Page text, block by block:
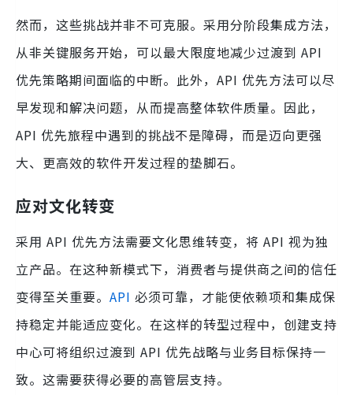
然而，这些挑战并非不可克服。采用分阶段集成方法，
从非关键服务开始，可以最大限度地减少过渡到 API
优先策略期间面临的中断。此外，API 优先方法可以尽
早发现和解决问题，从而提高整体软件质量。因此，
API 优先旅程中遇到的挑战不是障碍，而是迈向更强
大、更高效的软件开发过程的垫脚石。
应对文化转变
采用 API 优先方法需要文化思维转变，将 API 视为独
立产品。在这种新模式下，消费者与提供商之间的信任
变得至关重要。 API 必须可靠，才能使依赖项和集成保
持稳定并能适应变化。在这样的转型过程中，创建支持
中心可将组织过渡到 API 优先战略与业务目标保持一
致。这需要获得必要的高管层支持。